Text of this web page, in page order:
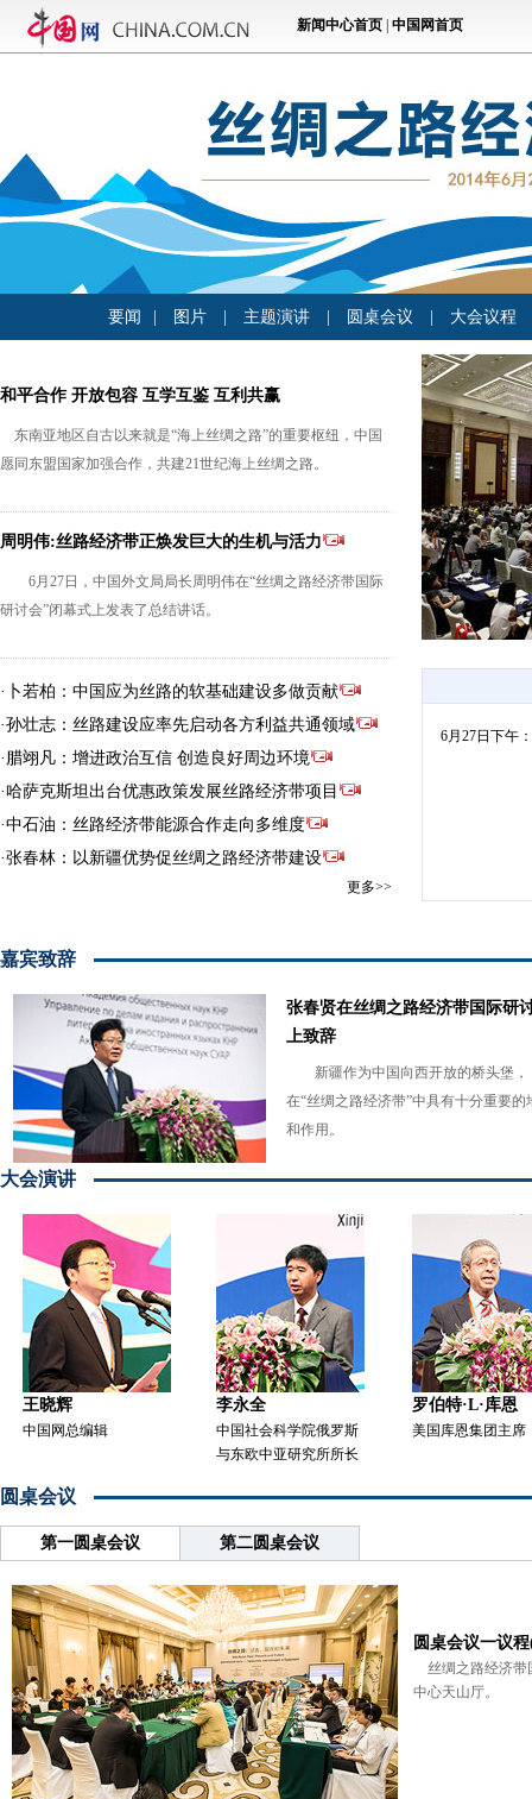
要闻 图片 主题演讲 圆桌会议 大会议程
和平合作 开放包容 互学互鉴 互利共赢
东南亚地区自古以来就是“海上丝绸之路”的重要枢纽，中国
愿同东盟国家加强合作，共建21世纪海上丝绸之路。
周明伟:丝路经济带正焕发巨大的生机与活力
6月27日，中国外文局局长周明伟在“丝绸之路经济带国际
研讨会”闭幕式上发表了总结讲话。
· 卜若柏：中国应为丝路的软基础建设多做贡献
·孙壮志：丝路建设应率先启动各方利益共通领域
· 腊翊凡：增进政治互信 创造良好周边环境
·哈萨克斯坦出台优惠政策发展丝路经济带项目
·中石油：丝路经济带能源合作走向多维度
·张春林：以新疆优势促丝绸之路经济带建设
更多>>
6月27日下午
嘉宾致辞
张春贤在丝绸之路经济带国际研
上致辞
新疆作为中国向西开放的桥头堡，
在“丝绸之路经济带”中具有十分重要的
和作用。
大会演讲
王晓辉
中国网总编辑
李永全
中国社会科学院俄罗斯
与东欧中亚研究所所长
罗伯特·L·库恩
美国库恩集团主席
圆桌会议
第一圆桌会议 第二圆桌会议
圆桌会议一议
丝绸之路经济带
中心天山厅。